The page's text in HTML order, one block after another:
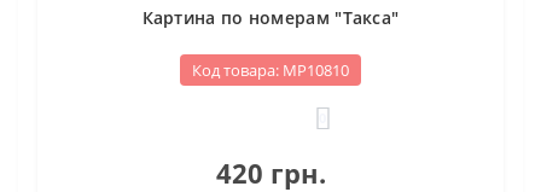
Картина по номерам "Такса"
Код товара: МР10810
420 грн.